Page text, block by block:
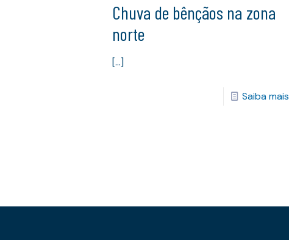
Chuva de bênçãos na zona
norte
[…]
Saiba mais